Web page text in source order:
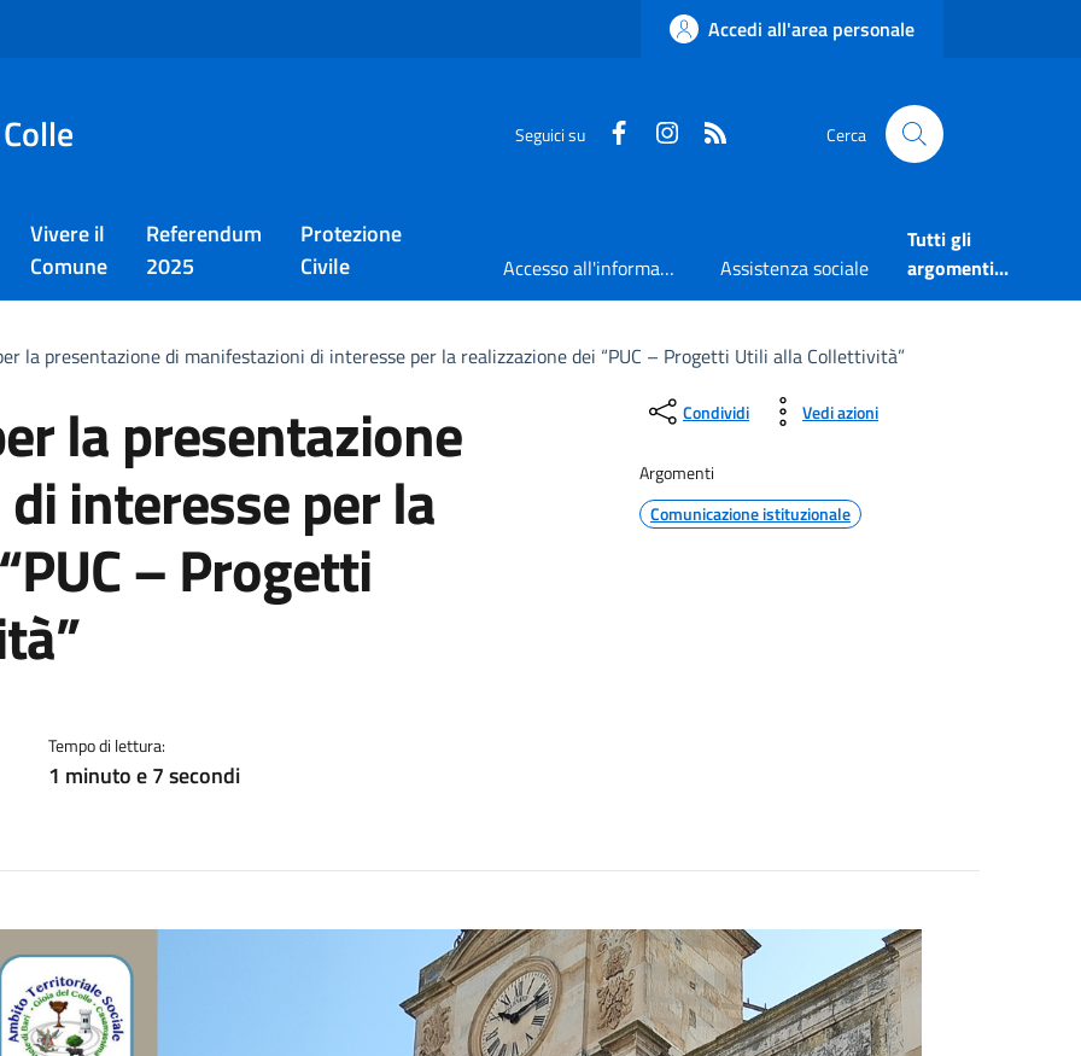
Accedi all'area personale
Seguici su FaceboookInstagram Cerca
Vivere il
Comune
Referendum
2025
Protezione
Civile
Accesso all'informazione Assistenza sociale
Tutti gli
argomenti...
la presentazione di manifestazioni di interesse per la realizzazione dei “PUC – Progetti Utili alla Collettività”
la presentazione
interesse per la
– Progetti
Tempo di lettura:
1 minuto e 7 secondi
Condividi Vedi azioni
Argomenti
Comunicazione istituzionale